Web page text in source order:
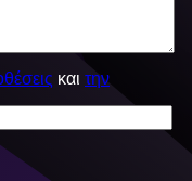
και την